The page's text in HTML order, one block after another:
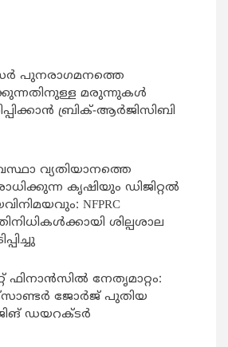
പുനരാഗമനത്തെ
മരുന്നുകള്‍
ബ്രിക്-ആര്‍ജിസിബി
വ്യതിയാനത്തെ
കൃഷിയും ഡിജിറ്റൽ
NFPRC
ശില്പശാല
ഫിനാൻസിൽ നേതൃമാറ്റം:
ജോർജ് പുതിയ
ഡയറക്ടർ